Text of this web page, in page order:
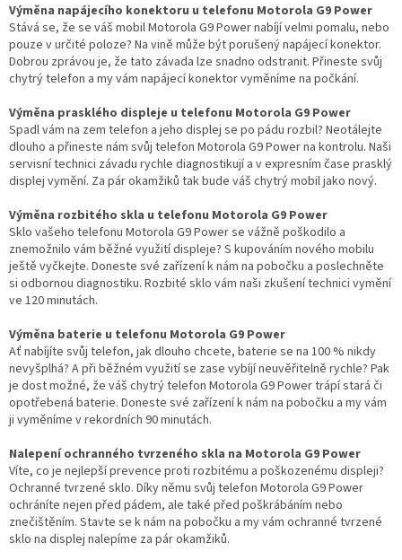
Výměna napájecího konektoru u telefonu Motorola G9 Power
Stává se, že se váš mobil Motorola G9 Power nabíjí velmi pomalu, nebo
pouze v určité poloze? Na vině může být porušený napájecí konektor.
Dobrou zprávou je, že tato závada lze snadno odstranit. Přineste svůj
chytrý telefon a my vám napájecí konektor vyměníme na počkání.
Výměna prasklého displeje u telefonu Motorola G9 Power
Spadl vám na zem telefon a jeho displej se po pádu rozbil? Neotálejte
dlouho a přineste nám svůj telefon Motorola G9 Power na kontrolu. Naši
servisní technici závadu rychle diagnostikují a v expresním čase prasklý
displej vymění. Za pár okamžiků tak bude váš chytrý mobil jako nový.
Výměna rozbitého skla u telefonu Motorola G9 Power
Sklo vašeho telefonu Motorola G9 Power se vážně poškodilo a
znemožnilo vám běžné využití displeje? S kupováním nového mobilu
ještě vyčkejte. Doneste své zařízení k nám na pobočku a poslechněte
si odbornou diagnostiku. Rozbité sklo vám naši zkušení technici vymění
ve 120 minutách.
Výměna baterie u telefonu Motorola G9 Power
Ať nabíjíte svůj telefon, jak dlouho chcete, baterie se na 100 % nikdy
nevyšplhá? A při běžném využití se zase vybíjí neuvěřitelně rychle? Pak
je dost možné, že váš chytrý telefon Motorola G9 Power trápí stará či
opotřebená baterie. Doneste své zařízení k nám na pobočku a my vám
ji vyměníme v rekordních 90 minutách.
Nalepení ochranného tvrzeného skla na Motorola G9 Power
Víte, co je nejlepší prevence proti rozbitému a poškozenému displeji?
Ochranné tvrzené sklo. Díky němu svůj telefon Motorola G9 Power
ochráníte nejen před pádem, ale také před poškrábáním nebo
znečištěním. Stavte se k nám na pobočku a my vám ochranné tvrzené
sklo na displej nalepíme za pár okamžiků.